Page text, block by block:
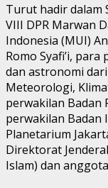
Turut hadir dalam
VIII DPR Marwan
Indonesia (MUI)
Romo Syafi’i,
dan astronomi
Meteorologi,
perwakilan Badan
perwakilan Badan
Planetarium
Direktorat
Islam) dan